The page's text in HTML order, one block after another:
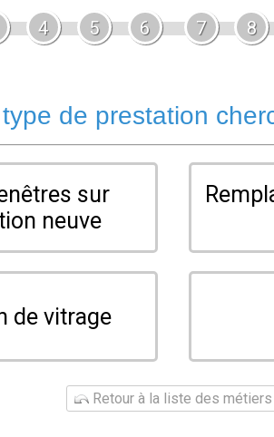
4 5 6 7 8
de prestation
sur
neuve
de vitrage
Retour à la liste des métiers